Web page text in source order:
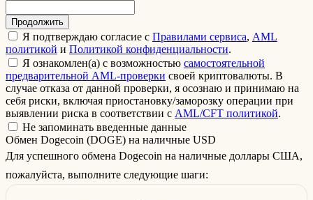
Я подтверждаю согласие с Правилами сервиса, AML
политикой и Политикой конфиденциальности.
Я ознакомлен(а) с возможностью самостоятельной
предварительной AML-проверки своей криптовалюты. В
случае отказа от данной проверки, я осознаю и принимаю на
себя риски, включая приостановку/заморозку операции при
выявлении риска в соответствии с AML/CFT политикой.
Не запоминать введенные данные
Обмен Dogecoin (DOGE) на наличные USD
Для успешного обмена Dogecoin на наличные доллары США,
пожалуйста, выполните следующие шаги: